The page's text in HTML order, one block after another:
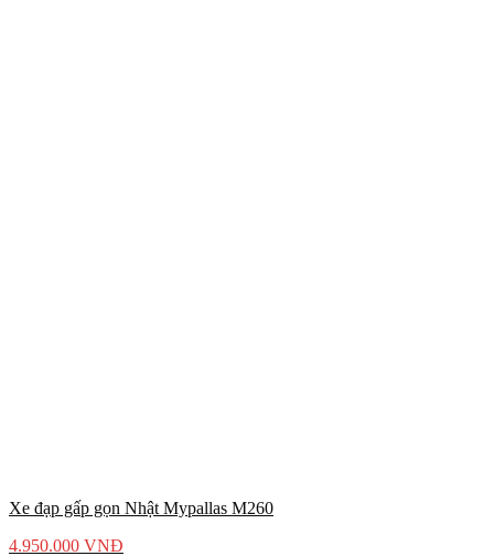
Xe đạp gấp gọn Nhật Mypallas M260
4.950.000 VNĐ